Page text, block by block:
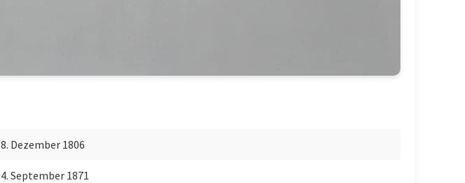
8. Dezember 1806
4. September 1871